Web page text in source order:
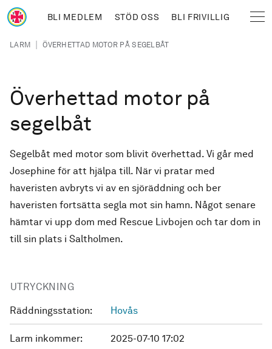
Hoppa till huvudinnehåll
BLI MEDLEM STÖD OSS BLI FRIVILLIG
Länkstig
LARM | ÖVERHETTAD MOTOR PÅ SEGELBÅT
Överhettad motor på
segelbåt
Segelbåt med motor som blivit överhettad. Vi går med
Josephine för att hjälpa till. När vi pratar med
haveristen avbryts vi av en sjöräddning och ber
haveristen fortsätta segla mot sin hamn. Något senare
hämtar vi upp dom med Rescue Livbojen och tar dom in
till sin plats i Saltholmen.
UTRYCKNING
Räddningsstation: Hovås
Larm inkommer: 2025-07-10 17:02